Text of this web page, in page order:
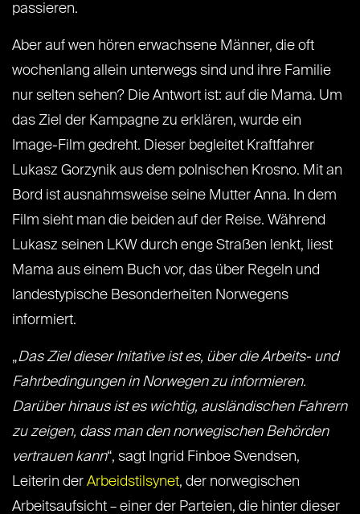
passieren.
Aber auf wen hören erwachsene Männer, die oft
wochenlang allein unterwegs sind und ihre Familie
nur selten sehen? Die Antwort ist: auf die Mama. Um
das Ziel der Kampagne zu erklären, wurde ein
Image-Film gedreht. Dieser begleitet Kraftfahrer
Lukasz Gorzynik aus dem polnischen Krosno. Mit an
Bord ist ausnahmsweise seine Mutter Anna. In dem
Film sieht man die beiden auf der Reise. Während
Lukasz seinen LKW durch enge Straßen lenkt, liest
Mama aus einem Buch vor, das über Regeln und
landestypische Besonderheiten Norwegens
informiert.
„Das Ziel dieser Initative ist es, über die Arbeits- und
Fahrbedingungen in Norwegen zu informieren.
Darüber hinaus ist es wichtig, ausländischen Fahrern
zu zeigen, dass man den norwegischen Behörden
vertrauen kann“, sagt Ingrid Finboe Svendsen,
Leiterin der Arbeidstilsynet, der norwegischen
Arbeitsaufsicht – einer der Parteien, die hinter dieser